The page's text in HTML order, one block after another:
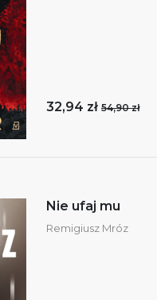
32,94 zł 54,90 zł
Nie ufaj mu
Remigiusz Mróz